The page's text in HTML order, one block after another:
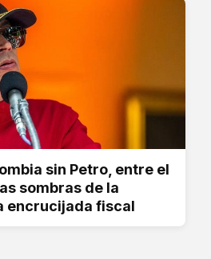
sin Petro, entre el
sombras de la
encrucijada fiscal